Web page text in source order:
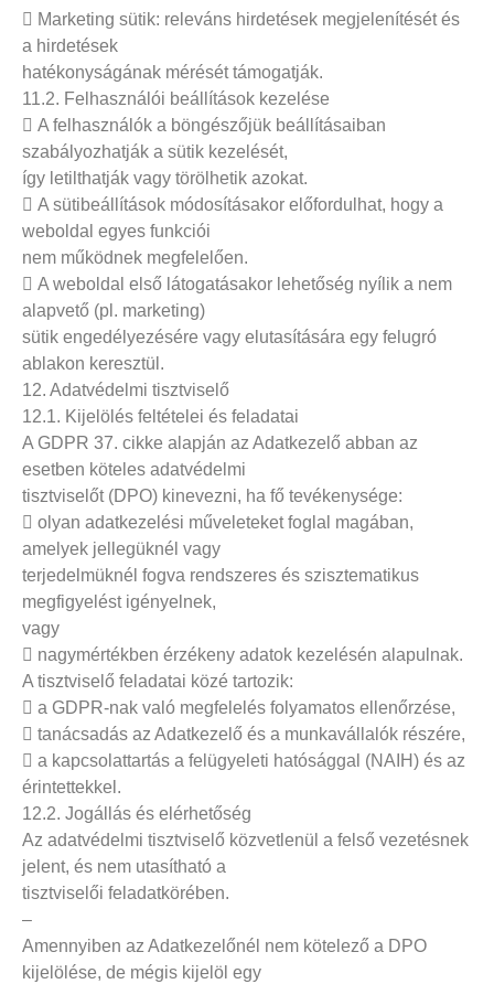
 Marketing sütik: releváns hirdetések megjelenítését és
a hirdetések
hatékonyságának mérését támogatják.
11.2. Felhasználói beállítások kezelése
 A felhasználók a böngészőjük beállításaiban
szabályozhatják a sütik kezelését,
így letilthatják vagy törölhetik azokat.
 A sütibeállítások módosításakor előfordulhat, hogy a
weboldal egyes funkciói
nem működnek megfelelően.
 A weboldal első látogatásakor lehetőség nyílik a nem
alapvető (pl. marketing)
sütik engedélyezésére vagy elutasítására egy felugró
ablakon keresztül.
12. Adatvédelmi tisztviselő
12.1. Kijelölés feltételei és feladatai
A GDPR 37. cikke alapján az Adatkezelő abban az
esetben köteles adatvédelmi
tisztviselőt (DPO) kinevezni, ha fő tevékenysége:
 olyan adatkezelési műveleteket foglal magában,
amelyek jellegüknél vagy
terjedelmüknél fogva rendszeres és szisztematikus
megfigyelést igényelnek,
vagy
 nagymértékben érzékeny adatok kezelésén alapulnak.
A tisztviselő feladatai közé tartozik:
 a GDPR-nak való megfelelés folyamatos ellenőrzése,
 tanácsadás az Adatkezelő és a munkavállalók részére,
 a kapcsolattartás a felügyeleti hatósággal (NAIH) és az
érintettekkel.
12.2. Jogállás és elérhetőség
Az adatvédelmi tisztviselő közvetlenül a felső vezetésnek
jelent, és nem utasítható a
tisztviselői feladatkörében.
–
Amennyiben az Adatkezelőnél nem kötelező a DPO
kijelölése, de mégis kijelöl egy